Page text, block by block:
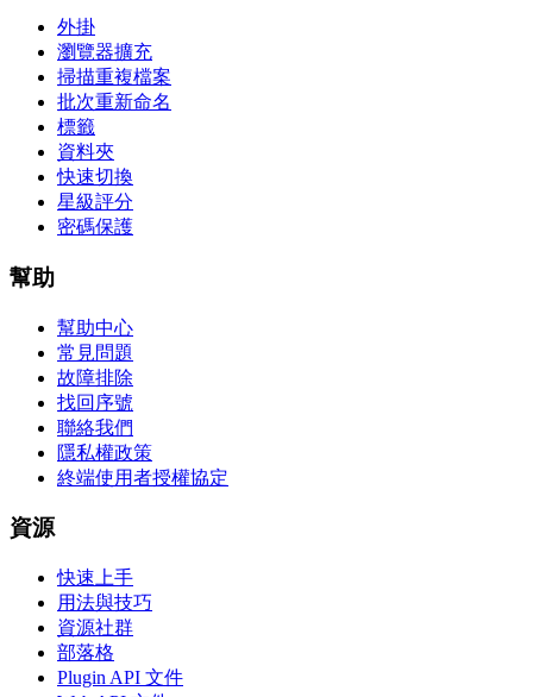
外掛
瀏覽器擴充
掃描重複檔案
批次重新命名
標籤
資料夾
快速切換
星級評分
密碼保護
幫助
幫助中心
常見問題
故障排除
找回序號
聯絡我們
隱私權政策
終端使用者授權協定
資源
快速上手
用法與技巧
資源社群
部落格
Plugin API 文件